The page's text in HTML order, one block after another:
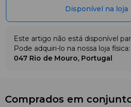
Disponível na loja
Este artigo não está disponível
Pode adquiri-lo na nossa loja física:
047 Rio de Mouro, Portugal
Comprados em